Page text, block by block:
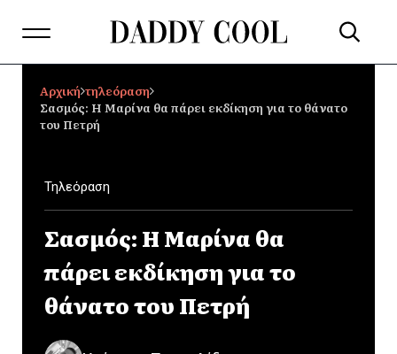
Αρχική τηλεόραση
Σασμός: Η Μαρίνα θα πάρει εκδίκηση για το θάνατο
του Πετρή
Τηλεόραση
Σασμός: Η Μαρίνα θα
πάρει εκδίκηση για το
θάνατο του Πετρή